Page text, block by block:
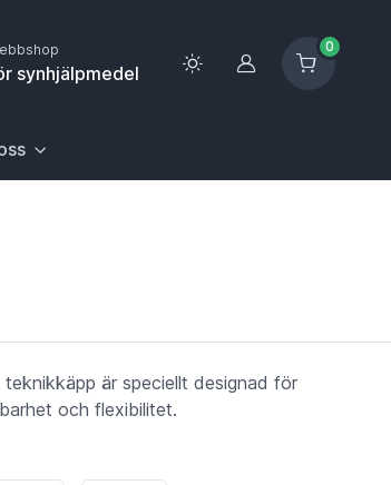
synhjälpmedel Logga in
0
Gå till sida.
välj första posten: Gå till sida.
För att gå till sidan Upptäck, välj första
med undermeny. För att gå till sidan Om
är speciellt designad för
och flexibilitet.